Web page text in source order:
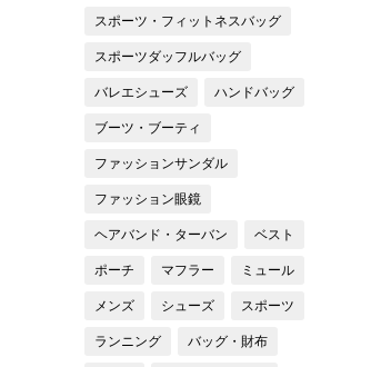
スポーツ・フィットネスバッグ
スポーツダッフルバッグ
バレエシューズ ハンドバッグ
ブーツ・ブーティ
ファッションサンダル
ファッション眼鏡
ヘアバンド・ターバン ベスト
ポーチ マフラー ミュール
メンズ シューズ スポーツ
ランニング バッグ・財布